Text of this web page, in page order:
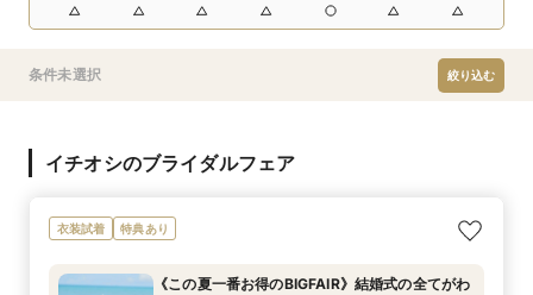
条件未選択 絞り込む
イチオシのブライダルフェア
衣装試着 特典あり
《この夏一番お得のBIGFAIR》結婚式の全てがわ